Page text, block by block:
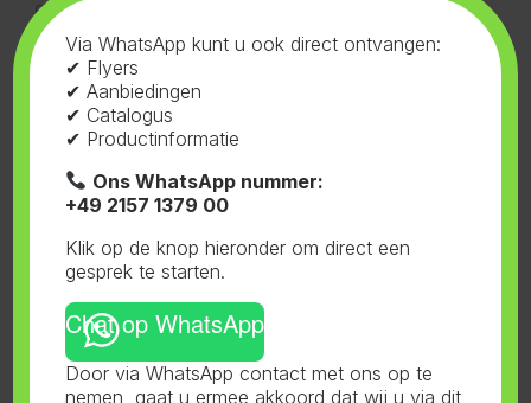
Grow Box 60x60x160
Producten
Grow Box Complete
60x60x160cm + Vipar +
P600
Nieuwe
60x60x160cm + Vipar
Grow Box 60x60x160,Nieuwe
Producten
Grow Box Complete
Grow Box 60x60x160 ,Nieuwe
Producten
Grow Box Complete
Via WhatsApp kunt u ook direct ontvangen:
✔ Flyers
✔ Aanbiedingen
✔ Catalogus
✔ Productinformatie
Ons WhatsApp nummer:
+49 2157 1379 00
Klik op de knop hieronder om direct een
gesprek te starten.
Chat op WhatsApp
Door via WhatsApp contact met ons op te
nemen, gaat u ermee akkoord dat wij u via dit